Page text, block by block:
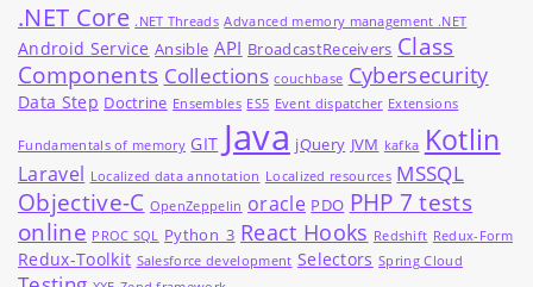
.NET Core .NET Threads Advanced memory management .NET
Android Service Ansible API BroadcastReceivers Class
Components Collections couchbase Cybersecurity
Data Step Doctrine Ensembles ES5 Event dispatcher Extensions
Fundamentals of memory GIT Java jQuery JVM kafka Kotlin
Laravel Localized data annotation Localized resources MSSQL
Objective-C OpenZeppelin oracle PDO PHP 7 tests
online PROC SQL Python_3 React Hooks Redshift Redux-Form
Redux-Toolkit Salesforce development Selectors Spring Cloud